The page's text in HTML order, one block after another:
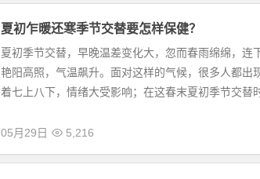
夏初乍暖还寒季节交替要怎样保健？
夏初季节交替，早晚温差变化大，忽而春雨绵绵，连
艳阳高照，气温飙升。面对这样的气候，很多人都出
着七上八下，情绪大受影响；在这春末夏初季节交替
05月29日 5,216